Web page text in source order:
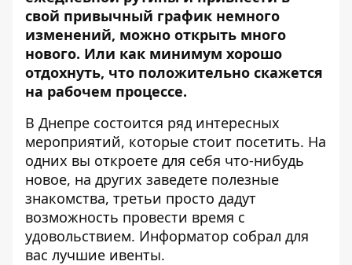
свой привычный график немного
изменений, можно открыть много
нового. Или как минимум хорошо
отдохнуть, что положительно скажется
на рабочем процессе.
В Днепре состоится ряд интересных
мероприятий, которые стоит посетить. На
одних вы откроете для себя что-нибудь
новое, на других заведете полезные
знакомства, третьи просто дадут
возможность провести время с
удовольствием. Информатор собрал для
вас лучшие ивенты.